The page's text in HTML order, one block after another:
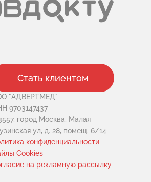
Стать клиентом
"АДВЕРТМЕД"
9703147437
город Москва, Малая
ул, д. 28, помещ. 6/14
конфиденциальности
Cookies
на рекламную рассылку